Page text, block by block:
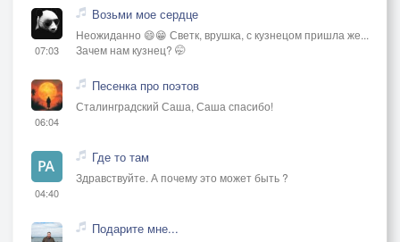
07:03
Возьми мое сердце
Неожиданно 😄😁 Светк, врушка, с кузнецом пришла же...
Зачем нам кузнец? 🤭
06:04
Песенка про поэтов
Сталинградский Саша, Саша спасибо!
04:40
Где то там
Здравствуйте. А почему это может быть ?
Подарите мне...